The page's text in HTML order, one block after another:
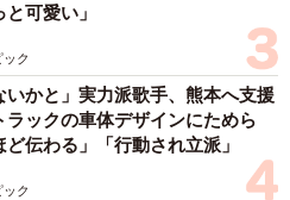
可愛い」
ック
いかと」実力派歌手、熊本へ支援
ックの車体デザインにためら
伝わる」「行動され立派」
ック